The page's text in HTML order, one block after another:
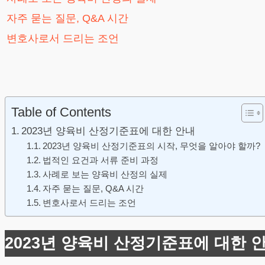
자주 묻는 질문, Q&A 시간
변호사로서 드리는 조언
Table of Contents
2023년 양육비 산정기준표에 대한 안내
2023년 양육비 산정기준표의 시작, 무엇을 알아야 할까?
법적인 요건과 서류 준비 과정
사례로 보는 양육비 산정의 실제
자주 묻는 질문, Q&A 시간
변호사로서 드리는 조언
2023년 양육비 산정기준표에 대한